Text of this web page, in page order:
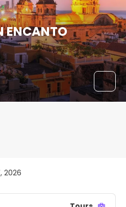
ENCANTO
2026